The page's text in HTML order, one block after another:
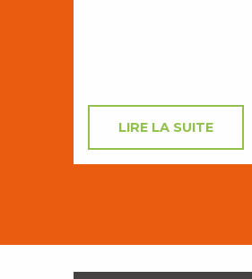
LIRE LA SUITE